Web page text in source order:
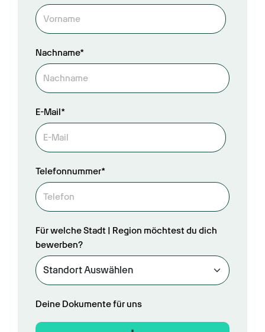
Nachname*
E-Mail*
Telefonnummer*
Für welche Stadt | Region möchtest du dich
bewerben?
Deine Dokumente für uns